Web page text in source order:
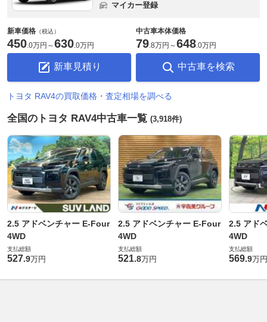
マイカー登録
新車価格 （税込）
450.0万円 ～630.0万円
新車見積り
中古車本体価格
79.8万円 ～648.0万円
中古車を検索
トヨタ RAV4の買取価格・査定相場を調べる
全国のトヨタ RAV4中古車一覧 (3,918件)
2.5 アドベンチャー E-Four
4WD
支払総額
527.9万円
2.5 アドベンチャー E-Four
4WD
支払総額
521.8万円
2.5 アド
4WD
支払総額
569.9万円